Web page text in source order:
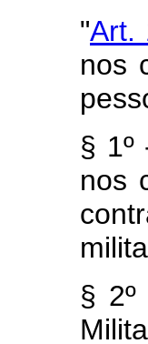
"Art.
nos
§ 1º
nos
§ 2º